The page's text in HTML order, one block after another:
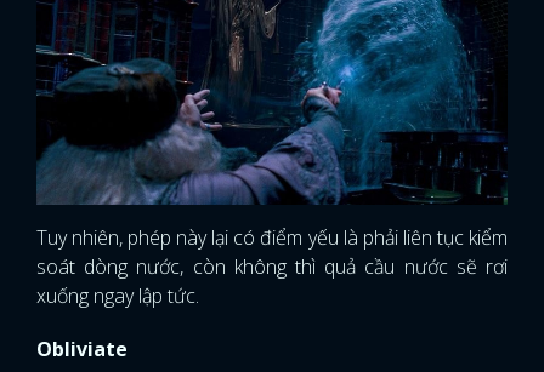
Tuy nhiên, phép này lại có điểm yếu là phải liên tục kiểm
soát dòng nước, còn không thì quả cầu nước sẽ rơi
xuống ngay lập tức.
Obliviate